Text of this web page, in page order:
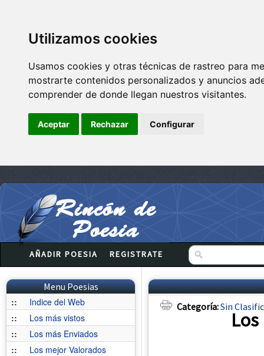
Utilizamos cookies
Usamos cookies y otras técnicas de rastreo para
mostrarte contenidos personalizados y anuncios
comprender de donde llegan nuestros visitantes.
Aceptar Rechazar Configurar
AÑADIR POESIA REGISTRATE
Menu Poesias
::
Indice del Web
::
Los más vistos
::
Los más Enviados
::
Los mejor Valorados
Categoría:Sin